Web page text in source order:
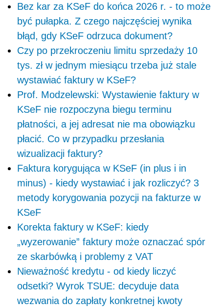
Bez kar za KSeF do końca 2026 r. - to może
być pułapka. Z czego najczęściej wynika
błąd, gdy KSeF odrzuca dokument?
Czy po przekroczeniu limitu sprzedaży 10
tys. zł w jednym miesiącu trzeba już stale
wystawiać faktury w KSeF?
Prof. Modzelewski: Wystawienie faktury w
KSeF nie rozpoczyna biegu terminu
płatności, a jej adresat nie ma obowiązku
płacić. Co w przypadku przesłania
wizualizacji faktury?
Faktura korygująca w KSeF (in plus i in
minus) - kiedy wystawiać i jak rozliczyć? 3
metody korygowania pozycji na fakturze w
KSeF
Korekta faktury w KSeF: kiedy
„wyzerowanie” faktury może oznaczać spór
ze skarbówką i problemy z VAT
Nieważność kredytu - od kiedy liczyć
odsetki? Wyrok TSUE: decyduje data
wezwania do zapłaty konkretnej kwoty